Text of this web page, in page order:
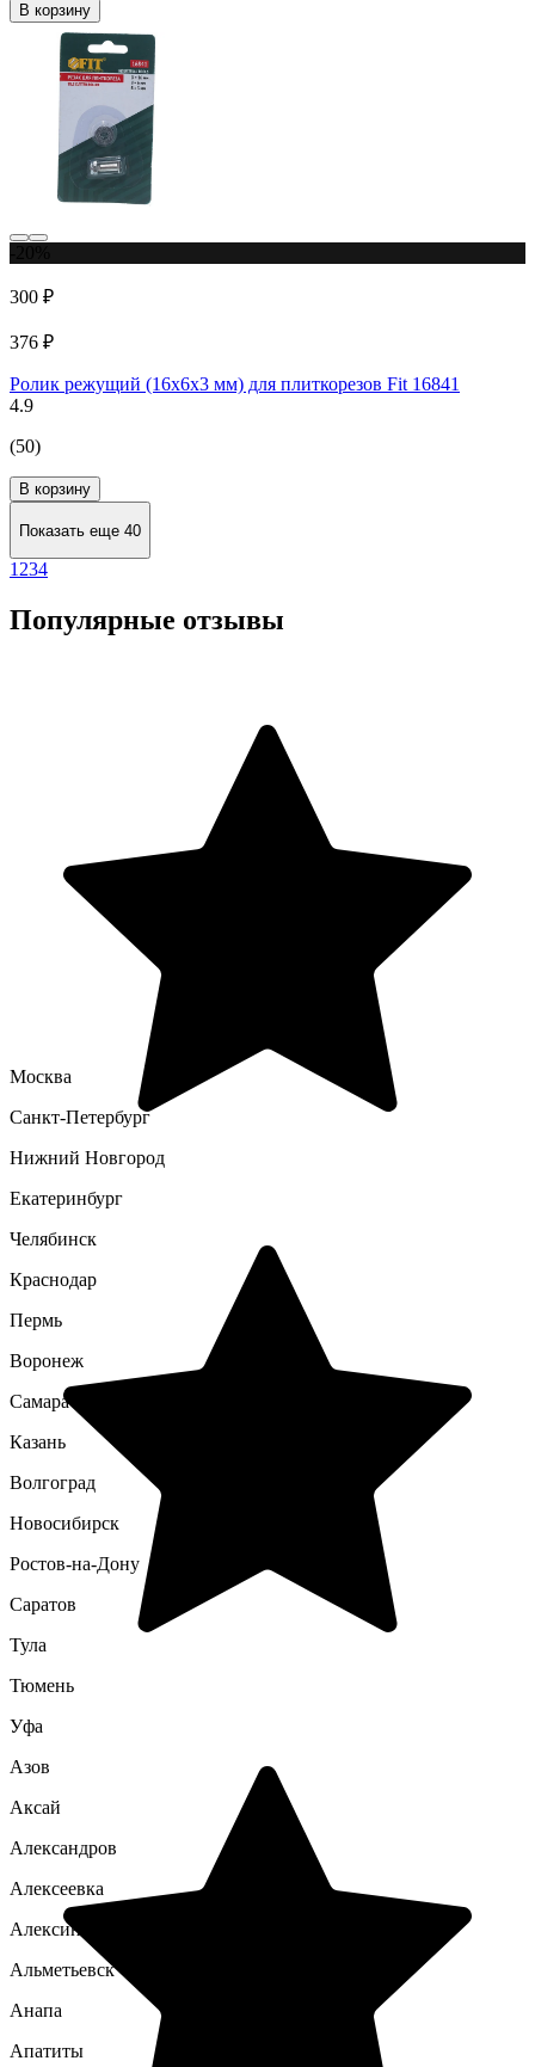
В корзину
300 ₽
376 ₽
Ролик режущий (16х6х3 мм) для плиткорезов Fit 16841
4.9
(50)
В корзину
Показать еще 40
1 234
Популярные отзывы
Москва
Санкт-Петербург
Нижний Новгород
Екатеринбург
Челябинск
Краснодар
Пермь
Воронеж
Самара
Казань
Волгоград
Новосибирск
Ростов-на-Дону
Саратов
Тула
Тюмень
Уфа
Азов
Аксай
Александров
Алексеевка
Алексин
Альметьевск
Анапа
Апатиты